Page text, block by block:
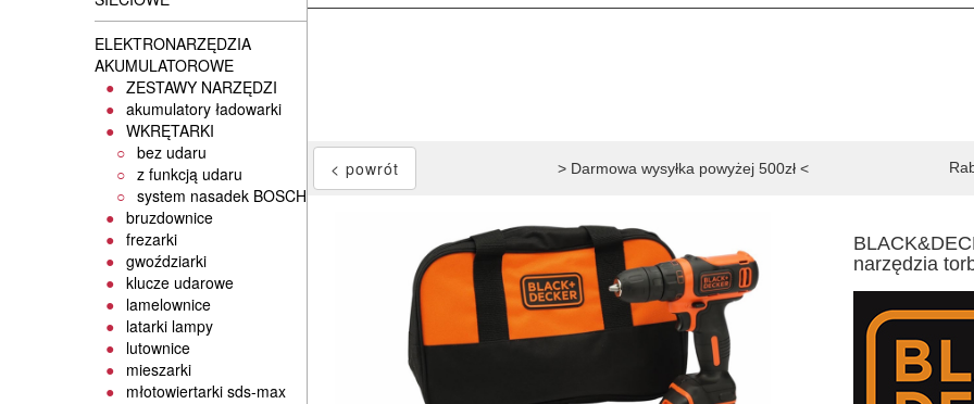
ELEKTRONARZĘDZIA
AKUMULATOROWE
ZESTAWY NARZĘDZI
akumulatory ładowarki
WKRĘTARKI
bez udaru
z funkcją udaru
system nasadek BOSCH
bruzdownice
frezarki
gwoździarki
klucze udarowe
lamelownice
latarki lampy
lutownice
mieszarki
młotowiertarki sds-max
> Darmowa wysyłka powyżej 500zł <
narzędzia